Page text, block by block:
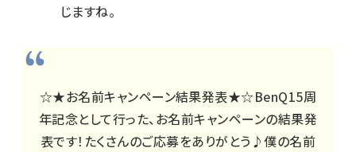
じますね。
☆★お名前キャンペーン結果発表★☆BenQ15周
年記念として行った、お名前キャンペーンの結果発
表です！たくさんのご応募をありがとう♪僕の名前